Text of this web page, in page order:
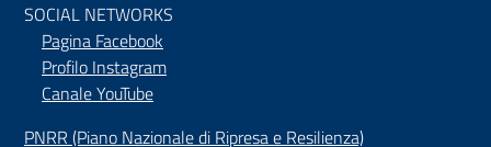
SOCIAL NETWORKS
Pagina Facebook
Profilo Instagram
Canale YouTube
PNRR (Piano Nazionale di Ripresa e Resilienza)